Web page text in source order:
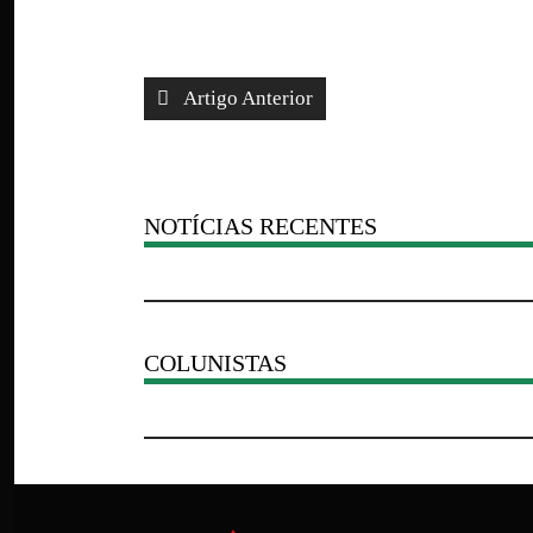
Artigo Anterior
NOTÍCIAS RECENTES
COLUNISTAS